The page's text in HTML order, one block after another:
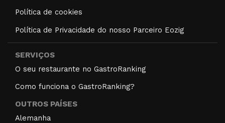
Política de cookies
Política de Privacidade do nosso Parceiro Eozig
SERVIÇOS
O seu restaurante no GastroRanking
Como funciona o GastroRanking?
OUTROS PAÍSES
Alemanha